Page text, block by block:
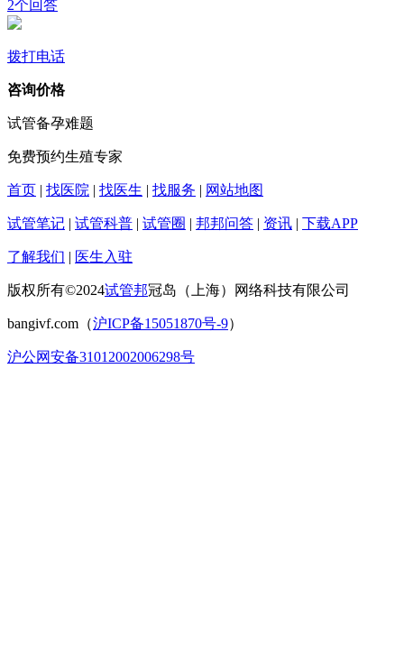
2个回答
拨打电话
咨询价格
试管备孕难题
免费预约生殖专家
首页 | 找医院 | 找医生 | 找服务 | 网站地图
试管笔记 | 试管科普 | 试管圈 | 邦邦问答 | 资讯 | 下载APP
了解我们 | 医生入驻
版权所有©2024试管邦冠岛（上海）网络科技有限公司
bangivf.com（沪ICP备15051870号-9）
沪公网安备31012002006298号